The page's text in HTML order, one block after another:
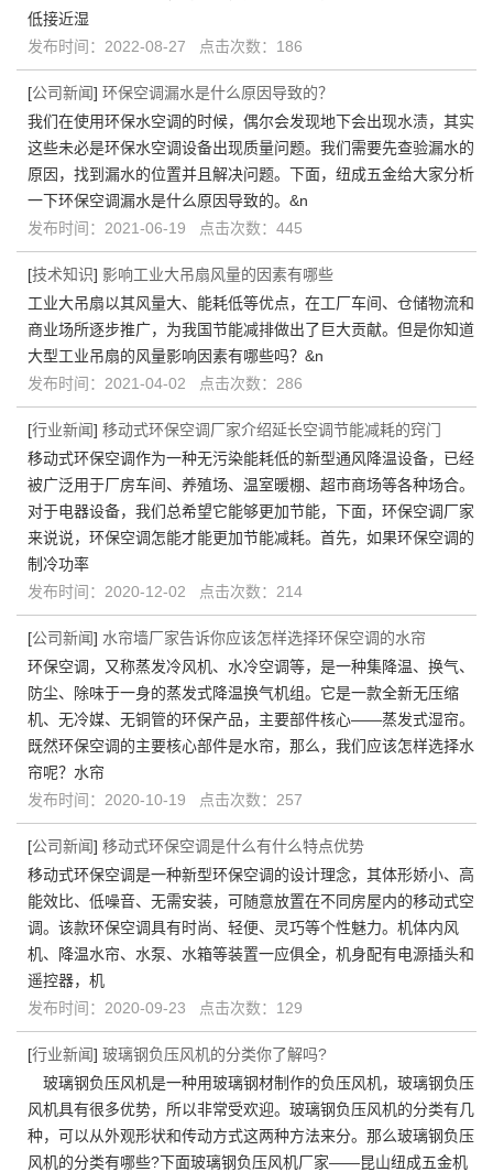
低接近湿
发布时间：2022-08-27 点击次数：186
[公司新闻] 环保空调漏水是什么原因导致的？
我们在使用环保水空调的时候，偶尔会发现地下会出现水渍，其实
这些未必是环保水空调设备出现质量问题。我们需要先查验漏水的
原因，找到漏水的位置并且解决问题。下面，纽成五金给大家分析
一下环保空调漏水是什么原因导致的。&n
发布时间：2021-06-19 点击次数：445
[技术知识] 影响工业大吊扇风量的因素有哪些
工业大吊扇以其风量大、能耗低等优点，在工厂车间、仓储物流和
商业场所逐步推广，为我国节能减排做出了巨大贡献。但是你知道
大型工业吊扇的风量影响因素有哪些吗？&n
发布时间：2021-04-02 点击次数：286
[行业新闻] 移动式环保空调厂家介绍延长空调节能减耗的窍门
移动式环保空调作为一种无污染能耗低的新型通风降温设备，已经
被广泛用于厂房车间、养殖场、温室暖棚、超市商场等各种场合。
对于电器设备，我们总希望它能够更加节能，下面，环保空调厂家
来说说，环保空调怎能才能更加节能减耗。首先，如果环保空调的
制冷功率
发布时间：2020-12-02 点击次数：214
[公司新闻] 水帘墙厂家告诉你应该怎样选择环保空调的水帘
环保空调，又称蒸发冷风机、水冷空调等，是一种集降温、换气、
防尘、除味于一身的蒸发式降温换气机组。它是一款全新无压缩
机、无冷媒、无铜管的环保产品，主要部件核心——蒸发式湿帘。
既然环保空调的主要核心部件是水帘，那么，我们应该怎样选择水
帘呢？水帘
发布时间：2020-10-19 点击次数：257
[公司新闻] 移动式环保空调是什么有什么特点优势
移动式环保空调是一种新型环保空调的设计理念，其体形娇小、高
能效比、低噪音、无需安装，可随意放置在不同房屋内的移动式空
调。该款环保空调具有时尚、轻便、灵巧等个性魅力。机体内风
机、降温水帘、水泵、水箱等装置一应俱全，机身配有电源插头和
遥控器，机
发布时间：2020-09-23 点击次数：129
[行业新闻] 玻璃钢负压风机的分类你了解吗?
玻璃钢负压风机是一种用玻璃钢材制作的负压风机，玻璃钢负压
风机具有很多优势，所以非常受欢迎。玻璃钢负压风机的分类有几
种，可以从外观形状和传动方式这两种方法来分。那么玻璃钢负压
风机的分类有哪些?下面玻璃钢负压风机厂家——昆山纽成五金机